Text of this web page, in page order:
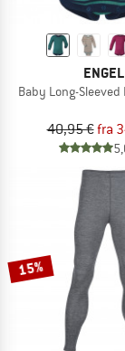
ENGEL
Baby Long-
40,95 €fra
15%